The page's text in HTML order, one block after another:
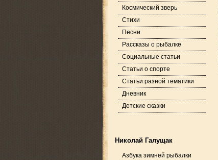
Космический зверь
Стихи
Песни
Рассказы о рыбалке
Социальные статьи
Статьи о спорте
Статьи разной тематики
Дневник
Детские сказки
Николай Галущак
Азбука зимней рыбалки